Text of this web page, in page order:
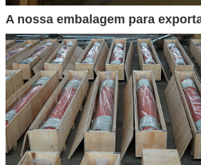
A nossa embalagem para